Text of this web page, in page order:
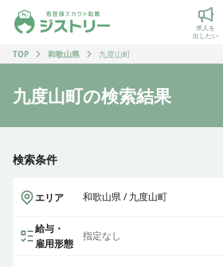
ジストリー 看護師の転職マッチング
求人を
出したい
TOP
和歌山県 九度山町
九度山町の検索結果
検索条件
エリア 和歌山県 / 九度山町
給与・
雇用形態
指定なし